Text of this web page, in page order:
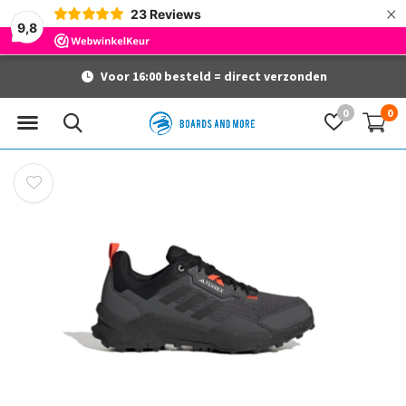
9,8
23 Reviews ×
0 0
Voor 16:00 besteld = direct verzonden